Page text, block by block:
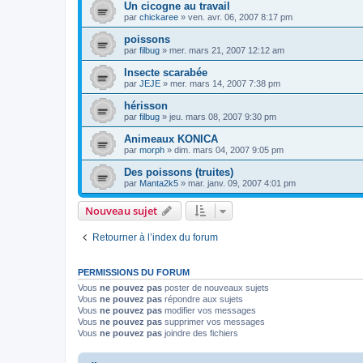
Un cicogne au travail
par chickaree » ven. avr. 06, 2007 8:17 pm
poissons
par filbug » mer. mars 21, 2007 12:12 am
Insecte scarabée
par JEJE » mer. mars 14, 2007 7:38 pm
hérisson
par filbug » jeu. mars 08, 2007 9:30 pm
Animeaux KONICA
par morph » dim. mars 04, 2007 9:05 pm
Des poissons (truites)
par Manta2k5 » mar. janv. 09, 2007 4:01 pm
Nouveau sujet
Retourner à l’index du forum
PERMISSIONS DU FORUM
Vous ne pouvez pas poster de nouveaux sujets
Vous ne pouvez pas répondre aux sujets
Vous ne pouvez pas modifier vos messages
Vous ne pouvez pas supprimer vos messages
Vous ne pouvez pas joindre des fichiers